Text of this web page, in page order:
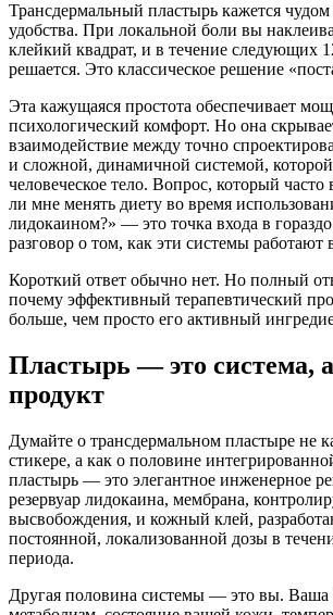
Трансдермальный пластырь кажется
удобства. При локальной боли вы
клейкий квадрат, и в течение следующих
решается. Это классическое решение
Эта кажущаяся простота обеспечивает
психологический комфорт. Но она
взаимодействие между точно
и сложной, динамичной системой, которой
человеческое тело. Вопрос, который
ли мне менять диету во время
лидокаином?» — это точка входа в
разговор о том, как эти системы работают
Короткий ответ обычно нет. Но полный
почему эффективный терапевтический
больше, чем просто его активный
Пластырь — это система,
продукт
Думайте о трансдермальном пластыре не
стикере, а как о половине
пластырь — это элегантное инженерное
резервуар лидокаина, мембрана,
высвобождения, и кожный клей,
постоянной, локализованной дозы в
периода.
Другая половина системы — это вы.